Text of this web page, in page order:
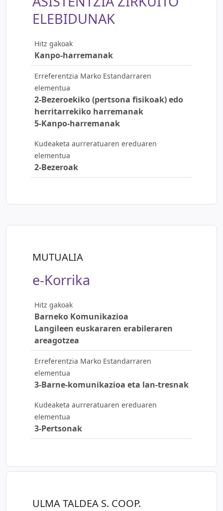
ELEBIDUNAK
Hitz gakoak
Kanpo-harremanak
Erreferentzia Marko Estandarraren
elementua
2-Bezeroekiko (pertsona fisikoak) edo
herritarrekiko harremanak
5-Kanpo-harremanak
Kudeaketa aurreratuaren ereduaren
elementua
2-Bezeroak
MUTUALIA
e-Korrika
Hitz gakoak
Barneko Komunikazioa
Langileen euskararen erabileraren
areagotzea
Erreferentzia Marko Estandarraren
elementua
3-Barne-komunikazioa eta lan-tresnak
Kudeaketa aurreratuaren ereduaren
elementua
3-Pertsonak
ULMA TALDEA S. COOP.